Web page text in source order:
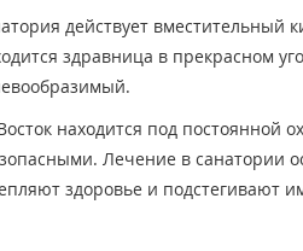
действует вместительный
здравница в прекрасном
находится под постоянной
Лечение в санатории
здоровье и подстегивают